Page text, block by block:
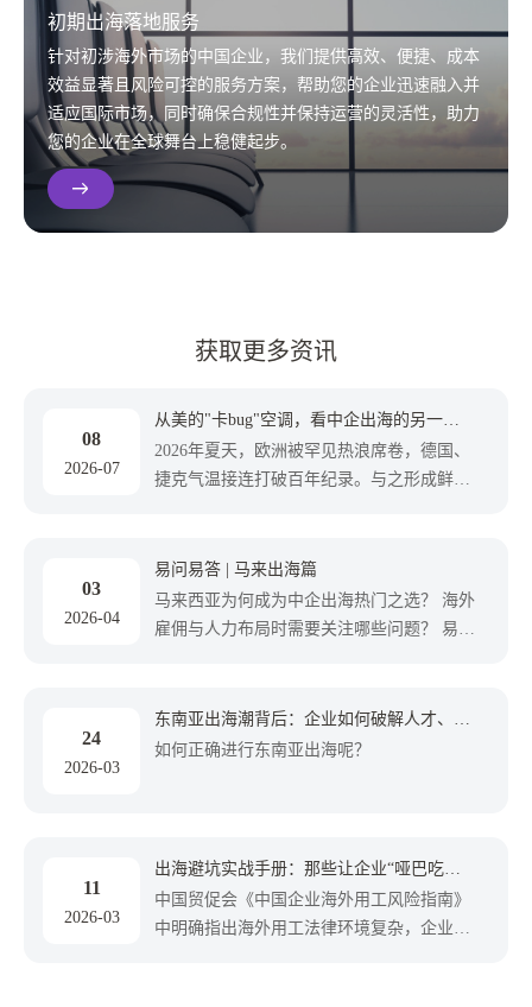
初期出海落地服务
针对初涉海外市场的中国企业，我们提供高效、便捷、成本
效益显著且风险可控的服务方案，帮助您的企业迅速融入并
适应国际市场，同时确保合规性并保持运营的灵活性，助力
您的企业在全球舞台上稳健起步。
获取更多资讯
08
2026-07
从美的"卡bug"空调，看中企出海的另一种
本土化
2026年夏天，欧洲被罕见热浪席卷，德国、
捷克气温接连打破百年纪录。与之形成鲜明
美的PortaSplit便携空调成了硬通货：德国首
发即售罄，二手市场溢价高达2-3倍，甚至
催生了付费查库存的网站，一举入选《时
火遍欧洲，靠的不是颠覆性技术，而是对规
03
2026-04
易问易答 | 马来出海篇
马来西亚为何成为中企出海热门之选？ 海外
雇佣与人力布局时需要关注哪些问题？ 易小
24
2026-03
东南亚出海潮背后：企业如何破解人才、合
规与文化的“三重门”？
如何正确进行东南亚出海呢？
11
2026-03
出海避坑实战手册：那些让企业“哑巴吃黄
连”的隐性风险
中国贸促会《中国企业海外用工风险指南》
中明确指出海外用工法律环境复杂，企业在